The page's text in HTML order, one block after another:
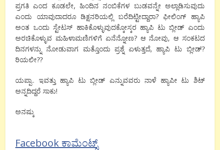
ಪ್ರಗತಿ ಎಂದ ಕೂಡಲೇ, ಹಿಂದಿನ ನಂಬಿಕೆಗಳ ಬುಡವನ್ನೇ ಅಲ್ಲಾಡಿಸುವುದು
ಎಂದು ಯಾವುದಾದರೂ ಡಿಕ್ಷನರಿಯಲ್ಲಿ ಬರೆದಿಟ್ಟೀದ್ದಾರಾ? ಫೀಲಿಂಗ್ ಹ್ಯಾಪಿ
ಅಂತ ಒಂದು ಸ್ಟೇಟಸ್ ಹಾಕಿಕೊಳ್ಳುವುದಕ್ಕೋಸ್ಕರ ಹ್ಯಾಪಿ ಟು ಬ್ಲೀಡ್ ಎಂದು
ಅರಚಿಕೊಳ್ಳುವ ಮಹಿಳಾಮಣಿಗಳಿಗೆ ಏನೆನ್ನೋಣ? ಆ ನೋವು, ಆ ಸಂಕಟದ
ದಿನಗಳನ್ನು ನೋಡುವಾಗ ಮತ್ತೊಂದು ಪ್ರಶ್ನೆ ಏಳುತ್ತದೆ, ಹ್ಯಾಪಿ ಟು ಬ್ಲೀಡ್?
ರಿಯಲೀ??
ಯಪ್ಪಾ.. ಇವತ್ತು ಹ್ಯಾಪಿ ಟು ಬ್ಲೀಡ್ ಎನ್ನುವವರು ನಾಳೆ ಹ್ಯಾಪೀ ಟು ಶಿಟ್
ಅನ್ನದಿದ್ದರೆ ಸಾಕು!
ಅನಷ್ಕು
Facebook ಕಾಮೆಂಟ್ಸ್